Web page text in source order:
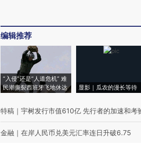
编辑推荐
“入侵”还是“人道危机” 难
民潮撕裂西班牙飞地休达
显影｜瓜农的漫长等待
特稿 ｜ 宇树发行市值610亿 先行者的加速和考
金融 ｜ 在岸人民币兑美元汇率连日升破6.75